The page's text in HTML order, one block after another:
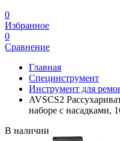
0
Избранное
0
Сравнение
Главная
Специнструмент
Инструмент для
AVSCS2
наборе с насадками,
В наличии